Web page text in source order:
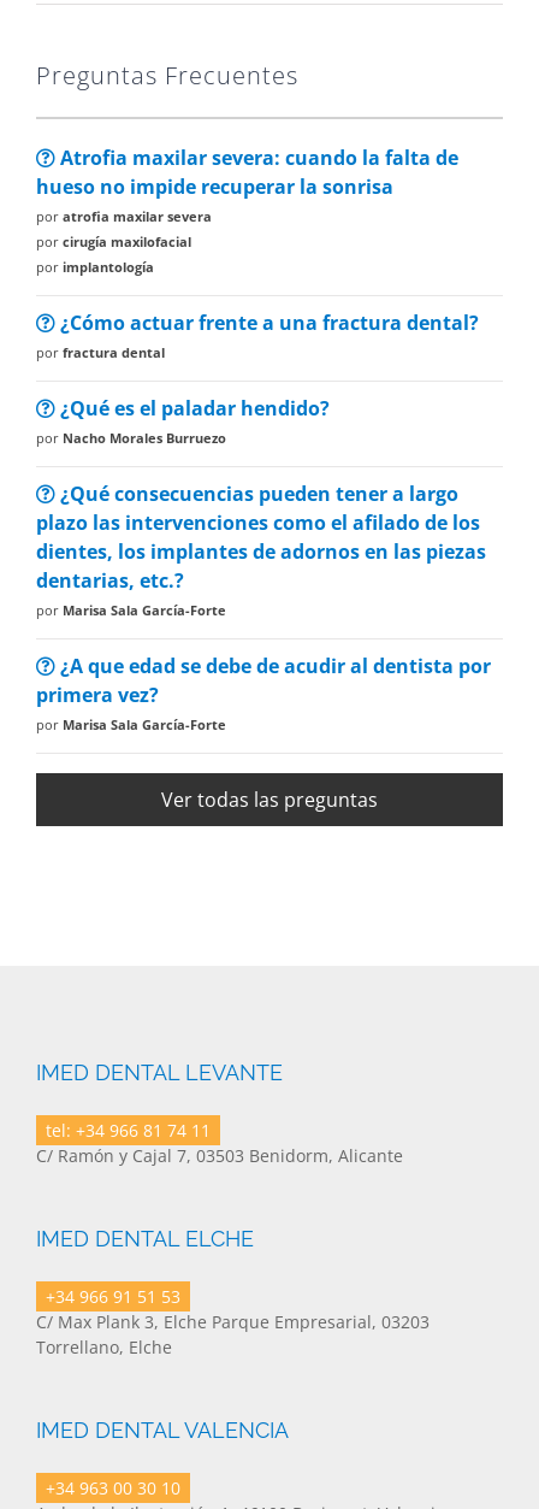
Preguntas Frecuentes
Atrofia maxilar severa: cuando la falta de
hueso no impide recuperar la sonrisa
por atrofia maxilar severa
por cirugía maxilofacial
por implantología
¿Cómo actuar frente a una fractura dental?
por fractura dental
¿Qué es el paladar hendido?
por Nacho Morales Burruezo
¿Qué consecuencias pueden tener a largo
plazo las intervenciones como el afilado de los
dientes, los implantes de adornos en las piezas
dentarias, etc.?
por Marisa Sala García-Forte
¿A que edad se debe de acudir al dentista por
primera vez?
por Marisa Sala García-Forte
Ver todas las preguntas
IMED DENTAL LEVANTE
tel: +34 966 81 74 11
C/ Ramón y Cajal 7, 03503 Benidorm, Alicante
IMED DENTAL ELCHE
+34 966 91 51 53
C/ Max Plank 3, Elche Parque Empresarial, 03203
Torrellano, Elche
IMED DENTAL VALENCIA
+34 963 00 30 10